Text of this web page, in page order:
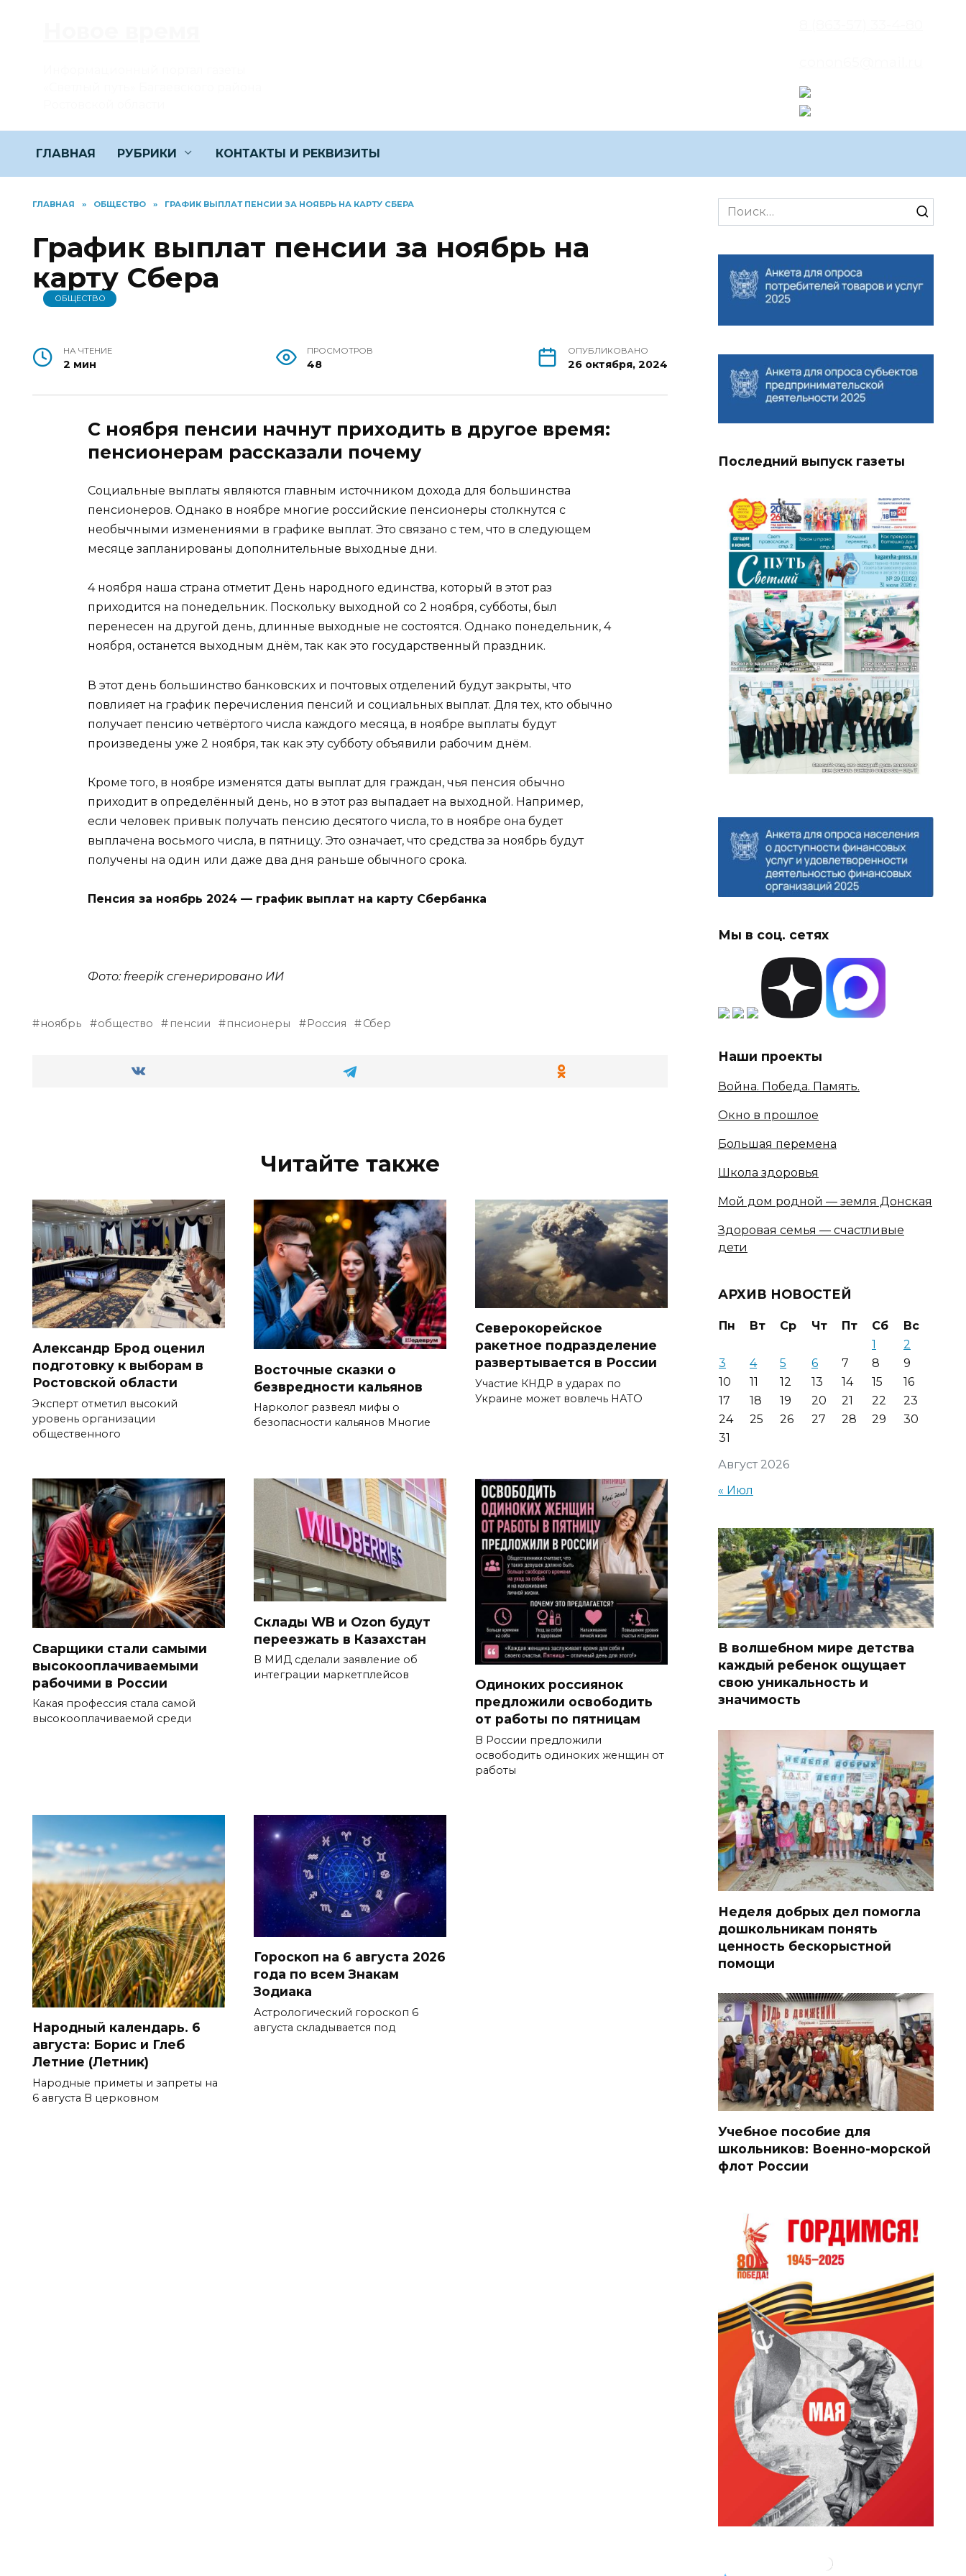
ГЛАВНАЯ РУБРИКИ КОНТАКТЫ И РЕКВИЗИТЫ
ГЛАВНАЯ » ОБЩЕСТВО » ГРАФИК ВЫПЛАТ ПЕНСИИ ЗА НОЯБРЬ НА КАРТУ СБЕРА
График выплат пенсии за ноябрь на
карту Сбера
ОБЩЕСТВО
НА ЧТЕНИЕ
2 мин
ПРОСМОТРОВ
48
ОПУБЛИКОВАНО
26 октября, 2024
С ноября пенсии начнут приходить в другое время:
пенсионерам рассказали почему
Социальные выплаты являются главным источником дохода для большинства
пенсионеров. Однако в ноябре многие российские пенсионеры столкнутся с
необычными изменениями в графике выплат. Это связано с тем, что в следующем
месяце запланированы дополнительные выходные дни.
4 ноября наша страна отметит День народного единства, который в этот раз
приходится на понедельник. Поскольку выходной со 2 ноября, субботы, был
перенесен на другой день, длинные выходные не состоятся. Однако понедельник, 4
ноября, останется выходным днём, так как это государственный праздник.
В этот день большинство банковских и почтовых отделений будут закрыты, что
повлияет на график перечисления пенсий и социальных выплат. Для тех, кто обычно
получает пенсию четвёртого числа каждого месяца, в ноябре выплаты будут
произведены уже 2 ноября, так как эту субботу объявили рабочим днём.
Кроме того, в ноябре изменятся даты выплат для граждан, чья пенсия обычно
приходит в определённый день, но в этот раз выпадает на выходной. Например,
если человек привык получать пенсию десятого числа, то в ноябре она будет
выплачена восьмого числа, в пятницу. Это означает, что средства за ноябрь будут
получены на один или даже два дня раньше обычного срока.
Пенсия за ноябрь 2024 — график выплат на карту Сбербанка
Фото: freepik сгенерировано ИИ
ноябрь общество пенсии пнсионеры Россия Сбер
Читайте также
Александр Брод оценил
подготовку к выборам в
Ростовской области
Эксперт отметил высокий
уровень организации
общественного
Восточные сказки о
безвредности кальянов
Нарколог развеял мифы о
безопасности кальянов Многие
Северокорейское
ракетное подразделение
развертывается в России
Участие КНДР в ударах по
Украине может вовлечь НАТО
Сварщики стали самыми
высокооплачиваемыми
рабочими в России
Какая профессия стала самой
высокооплачиваемой среди
Склады WB и Ozon будут
переезжать в Казахстан
В МИД сделали заявление об
интеграции маркетплейсов
Одиноких россиянок
предложили освободить
от работы по пятницам
В России предложили
освободить одиноких женщин от
работы
Народный календарь. 6
августа: Борис и Глеб
Летние (Летник)
Народные приметы и запреты на
6 августа В церковном
Гороскоп на 6 августа 2026
года по всем Знакам
Зодиака
Астрологический гороскоп 6
августа складывается под
Search
for:
Последний выпуск газеты
Мы в соц. сетях
Наши проекты
Война. Победа. Память.
Окно в прошлое
Большая перемена
Школа здоровья
Мой дом родной — земля Донская
Здоровая семья — счастливые
дети
АРХИВ НОВОСТЕЙ
Август 2026
Пн Вт Ср Чт Пт Сб
Вс
1
2
3
4 5 6 7 8
9
10
11 12 13 14 15
16
17
18 19 20 21 22
23
24
25 26 27 28 29
30
31
« Июл
В волшебном мире детства
каждый ребенок ощущает
свою уникальность и
значимость
Неделя добрых дел помогла
дошкольникам понять
ценность бескорыстной
помощи
Учебное пособие для
школьников: Военно-морской
флот России